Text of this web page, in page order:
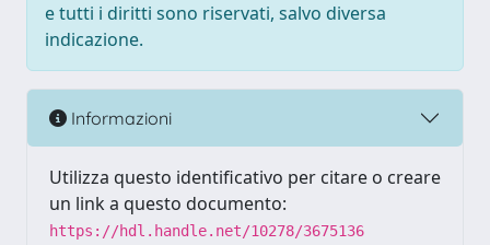
e tutti i diritti sono riservati, salvo diversa
indicazione.
Informazioni
Utilizza questo identificativo per citare o creare
un link a questo documento:
https://hdl.handle.net/10278/3675136